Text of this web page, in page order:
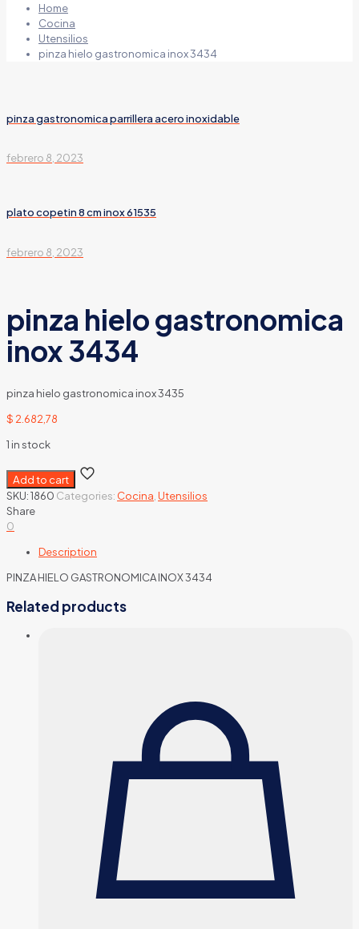
Home
Cocina
Utensilios
pinza hielo gastronomica inox 3434
pinza gastronomica parrillera acero inoxidable
febrero 8, 2023
plato copetin 8 cm inox 61535
febrero 8, 2023
pinza hielo gastronomica
inox 3434
pinza hielo gastronomica inox 3435
$ 2.682,78
1 in stock
Add to cart
SKU:1860 Categories: Cocina Utensilios
Share
0
Description
PINZA HIELO GASTRONOMICA INOX 3434
Related products